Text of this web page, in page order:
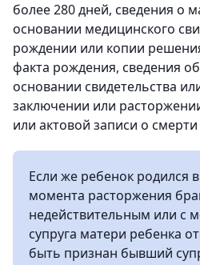
более 280 дней, сведения о
основании медицинского
рождении или копии
факта рождения, сведения
основании свидетельства
заключении или
или актовой записи о смерти
Если же ребенок родился
момента расторжения
недействительным или с
супруга матери ребенка
быть признан бывший